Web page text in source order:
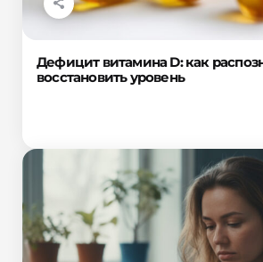
Дефицит витамина D: как
восстановить уровень